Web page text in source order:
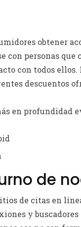
obtener
con personas
con todos ellos.
descuentos
en profundidad
de
de citas en
y